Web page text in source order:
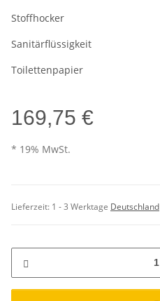
Stoffhocker
Sanitärflüssigkeit
Toilettenpapier
169,75 €
* 19% MwSt.
Lieferzeit: 1 - 3 Werktage Deutschland